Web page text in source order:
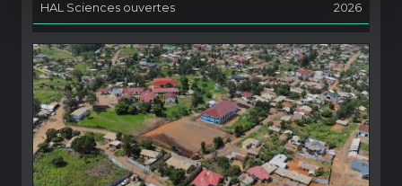
HAL Sciences ouvertes
2026